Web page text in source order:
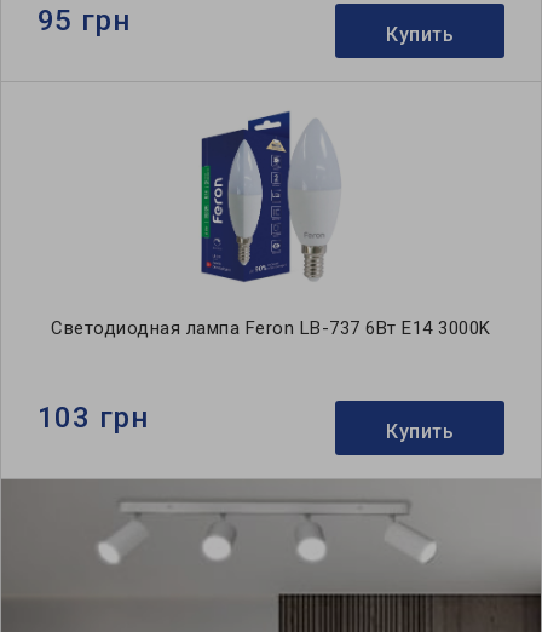
95 грн Купить
Светодиодная лампа Feron LB-737 6Вт E14 3000K
103 грн Купить